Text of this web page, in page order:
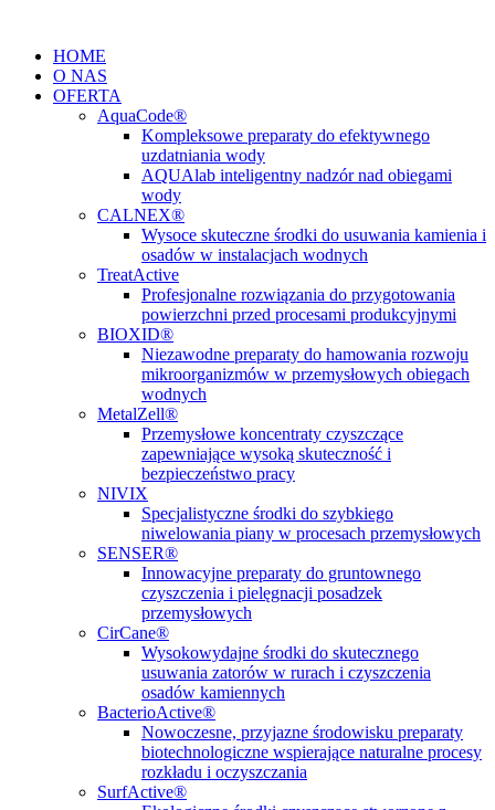
treści
HOME
O NAS
OFERTA
AquaCode®
Kompleksowe preparaty do efektywnego
uzdatniania wody
AQUAlab inteligentny nadzór nad obiegami
wody
CALNEX®
Wysoce skuteczne środki do usuwania kamienia i
osadów w instalacjach wodnych
TreatActive
Profesjonalne rozwiązania do przygotowania
powierzchni przed procesami produkcyjnymi
BIOXID®
Niezawodne preparaty do hamowania rozwoju
mikroorganizmów w przemysłowych obiegach
wodnych
MetalZell®
Przemysłowe koncentraty czyszczące
zapewniające wysoką skuteczność i
bezpieczeństwo pracy
NIVIX
Specjalistyczne środki do szybkiego
niwelowania piany w procesach przemysłowych
SENSER®
Innowacyjne preparaty do gruntownego
czyszczenia i pielęgnacji posadzek
przemysłowych
CirCane®
Wysokowydajne środki do skutecznego
usuwania zatorów w rurach i czyszczenia
osadów kamiennych
BacterioActive®
Nowoczesne, przyjazne środowisku preparaty
biotechnologiczne wspierające naturalne procesy
rozkładu i oczyszczania
SurfActive®